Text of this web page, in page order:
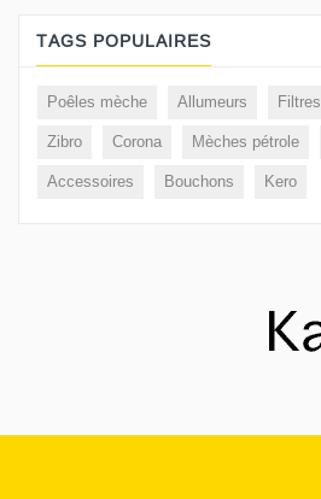
TAGS POPULAIRES
Poêles mèche Allumeurs Filtres
Zibro Corona Mèches pétrole
Accessoires Bouchons Kero